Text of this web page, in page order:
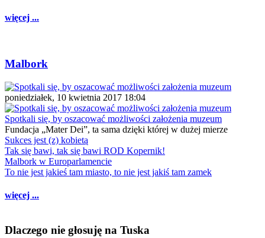
więcej ...
Malbork
poniedziałek, 10 kwietnia 2017 18:04
Spotkali się, by oszacować możliwości założenia muzeum
Fundacja „Mater Dei”, ta sama dzięki której w dużej mierze
Sukces jest (z) kobietą
Tak się bawi, tak się bawi ROD Kopernik!
Malbork w Europarlamencie
To nie jest jakieś tam miasto, to nie jest jakiś tam zamek
więcej ...
Dlaczego nie głosuję na Tuska